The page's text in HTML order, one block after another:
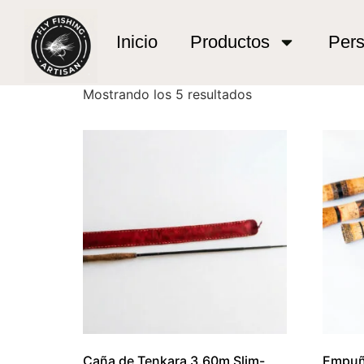
Inicio Productos
Synthetic
Mostrando los 5 resultados
Caña de Tenkara 3.60m Slim-